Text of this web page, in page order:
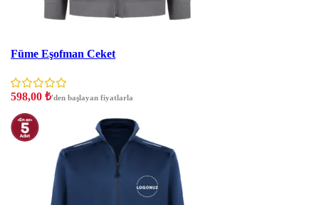
Füme Eşofman Ceket
598,00 ₺'den başlayan fiyatlarla